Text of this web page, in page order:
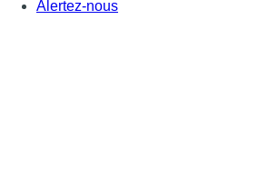
Alertez-nous